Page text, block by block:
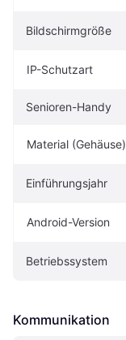
Bildschirmgröße
IP-Schutzart
Senioren-Handy
Material (Gehäuse)
Einführungsjahr
Android-Version
Betriebssystem
Kommunikation